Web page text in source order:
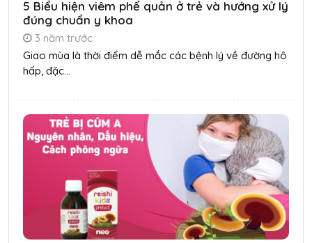
5 Biểu hiện viêm phế quản ở trẻ và hướng xử lý
đúng chuẩn y khoa
3 năm trước
Giao mùa là thời điểm dễ mắc các bệnh lý về đường hô
hấp, đặc...